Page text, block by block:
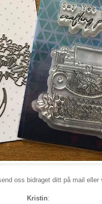
oss bidraget ditt på mail eller
Kristin: